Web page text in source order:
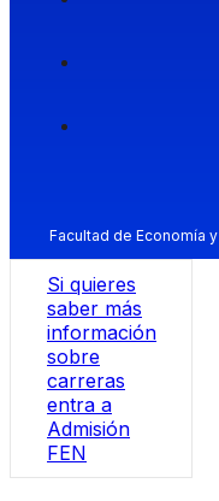
Facultad de Economía
Si quieres
saber más
información
sobre
carreras
entra a
Admisión
FEN